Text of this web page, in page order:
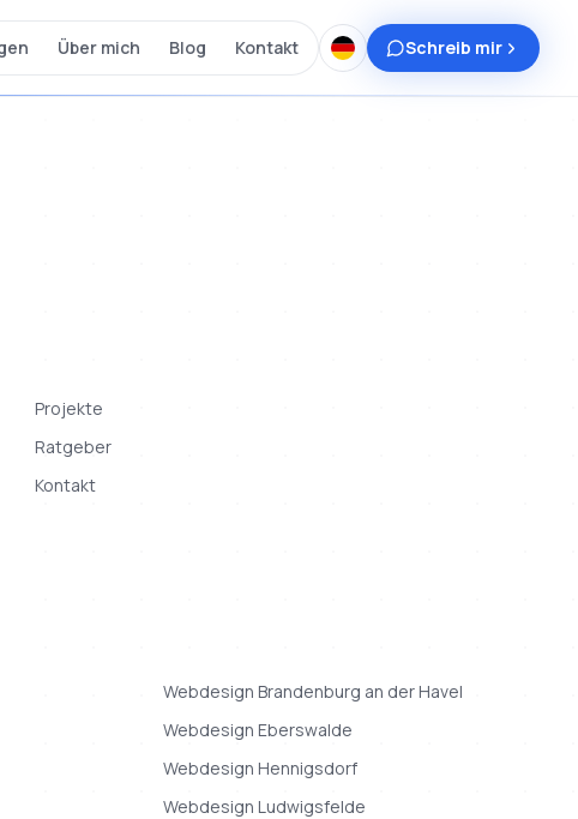
Über mich Blog Kontakt Schreib mir
Projekte
Ratgeber
Kontakt
Webdesign Brandenburg an der Havel
Webdesign Eberswalde
Webdesign Hennigsdorf
Webdesign Ludwigsfelde